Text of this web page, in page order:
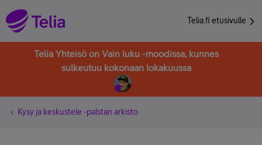
Telia.fi etusivulle
Telia Yhteisö on Vain luku -moodissa, kunnes
sulkeutuu kokonaan lokakuussa
Kysy ja keskustele -palstan arkisto